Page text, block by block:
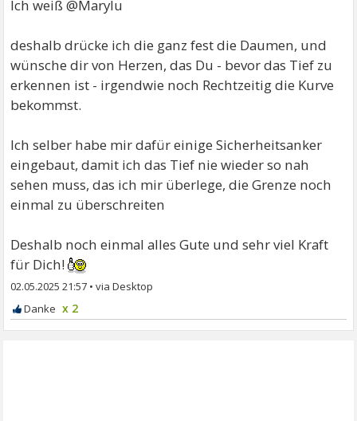
Ich weiß @Marylu
deshalb drücke ich die ganz fest die Daumen, und
wünsche dir von Herzen, das Du - bevor das Tief zu
erkennen ist - irgendwie noch Rechtzeitig die Kurve
bekommst.
Ich selber habe mir dafür einige Sicherheitsanker
eingebaut, damit ich das Tief nie wieder so nah
sehen muss, das ich mir überlege, die Grenze noch
einmal zu überschreiten
Deshalb noch einmal alles Gute und sehr viel Kraft
für Dich!
02.05.2025 21:57 •
x 2